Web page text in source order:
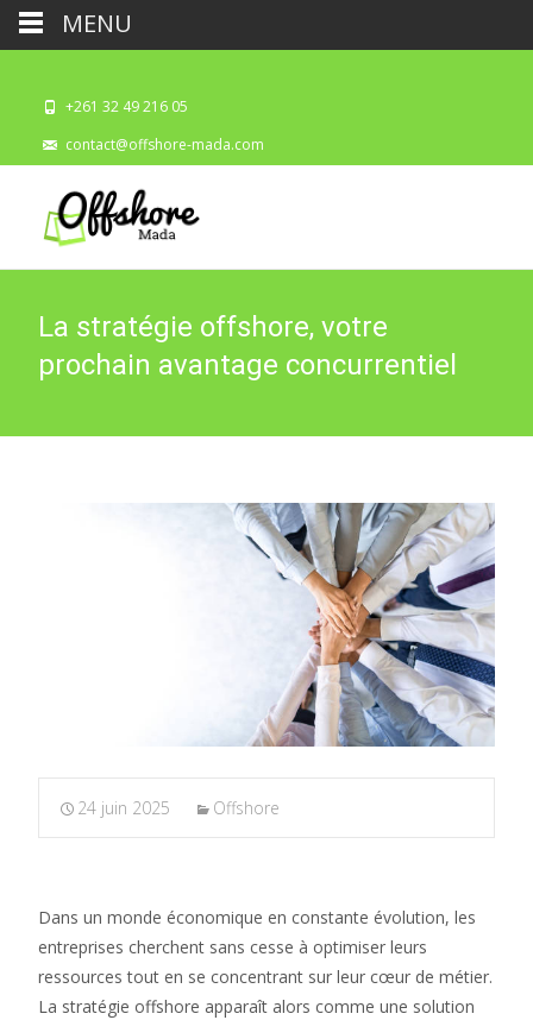
+261 32 49 216 05
contact@offshore-mada.com
La stratégie offshore, votre
prochain avantage concurrentiel
24 juin 2025 Offshore
Dans un monde économique en constante évolution, les
entreprises cherchent sans cesse à optimiser leurs
ressources tout en se concentrant sur leur cœur de métier.
La stratégie offshore apparaît alors comme une solution
MENU